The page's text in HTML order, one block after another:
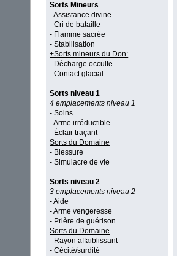
Sorts Mineurs
- Assistance divine
- Cri de bataille
- Flamme sacrée
- Stabilisation
+Sorts mineurs du Don:
- Décharge occulte
- Contact glacial
Sorts niveau 1
4 emplacements niveau 1
- Soins
- Arme irréductible
- Éclair traçant
Sorts du Domaine
- Blessure
- Simulacre de vie
Sorts niveau 2
3 emplacements niveau 2
- Aide
- Arme vengeresse
- Prière de guérison
Sorts du Domaine
- Rayon affaiblissant
- Cécité/surdité